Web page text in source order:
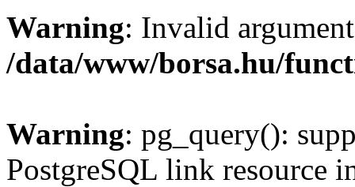
Warning: Invalid
/data/www/borsa.hu/
Warning: pg_query():
PostgreSQL link resource